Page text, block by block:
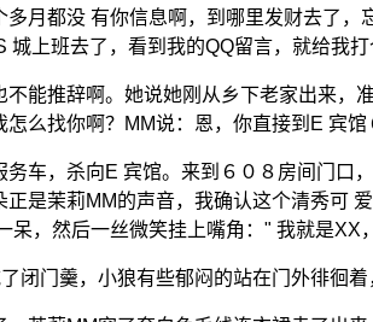
多月都没 有你信息啊，到哪里发财去了
城上班去了，看到我的QQ留言，就给我打
不能推辞啊。她说她刚从乡下老家出来，
怎么找你啊？MM说：恩，你直接到E 宾馆
务车，杀向E 宾馆。来到６０８房间门口
正是茉莉MM的声音，我确认这个清秀可
呆，然后一丝微笑挂上嘴角：" 我就是XX
闭门羹，小狼有些郁闷的站在门外徘徊